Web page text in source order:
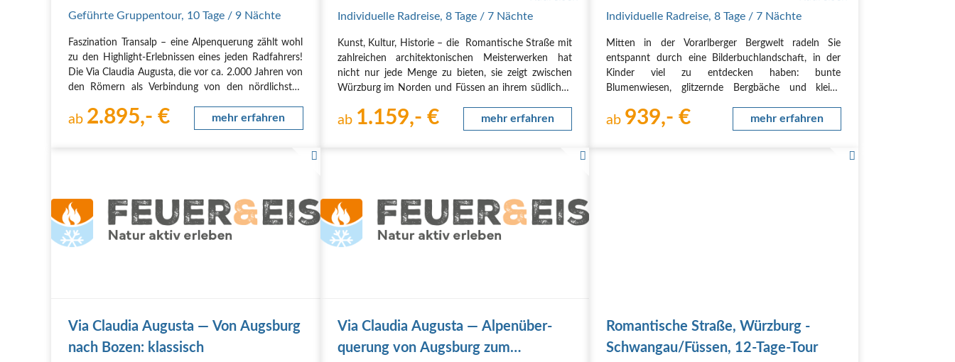
Geführte Gruppentour, 10 Tage / 9 Nächte
Faszination Transalp – eine Alpenquerung zählt wohl
zu den Highlight-Erlebnissen eines jeden Radfahrers!
Die Via Claudia Augusta, die vor ca. 2.000 Jahren von
den Römern als Verbindung von den nördlichsten
der leichtesten und zugleich schönsten…
ab 2.895,- € mehr erfahren
Individuelle Radreise, 8 Tage / 7 Nächte
Kunst, Kultur, Historie – die Romantische Straße mit
zahlreichen architektonischen Meisterwerken hat
nicht nur jede Menge zu bieten, sie zeigt zwischen
Würzburg im Norden und Füssen an ihrem südlichen
Ergänzung dazu sind die glasklaren Seen der…
ab 1.159,- € mehr erfahren
Individuelle Radreise,8 Tage / 7 Nächte
Mitten in der Vorarlberger Bergwelt radeln Sie
entspannt durch eine Bilderbuchlandschaft, in der
Kinder viel zu entdecken haben: bunte
Blumenwiesen, glitzernde Bergbäche und kleine
dabei wie ein treuer Freund und lädt immer wieder zu
ab 939,- € mehr erfahren
Via Clau­dia Augus­ta — Von Augs­burg
nach Bozen: klassisch
Via Clau­dia Augus­ta — Alpen­über­
que­rung von Augs­burg zum
Romantische Straße, Würzburg -
Schwangau/Füssen, 12-Tage-Tour